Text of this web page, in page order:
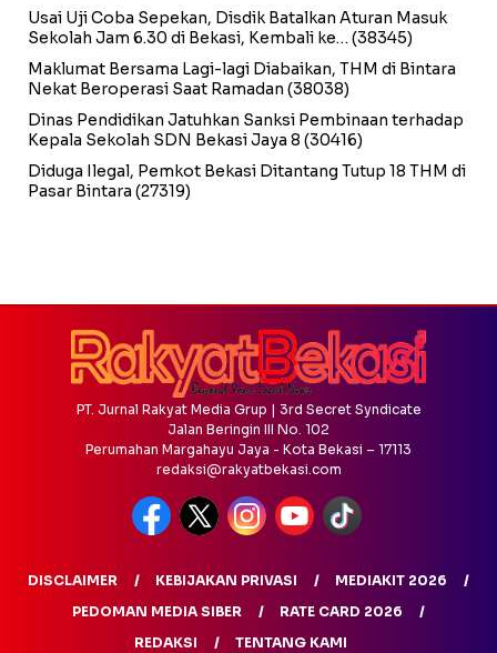
Usai Uji Coba Sepekan, Disdik Batalkan Aturan Masuk
Sekolah Jam 6.30 di Bekasi, Kembali ke… (38345)
Maklumat Bersama Lagi-lagi Diabaikan, THM di Bintara
Nekat Beroperasi Saat Ramadan (38038)
Dinas Pendidikan Jatuhkan Sanksi Pembinaan terhadap
Kepala Sekolah SDN Bekasi Jaya 8 (30416)
Diduga Ilegal, Pemkot Bekasi Ditantang Tutup 18 THM di
Pasar Bintara (27319)
PT. Jurnal Rakyat Media Grup | 3rd Secret Syndicate
Jalan Beringin III No. 102
Perumahan Margahayu Jaya - Kota Bekasi – 17113
redaksi@rakyatbekasi.com
DISCLAIMER KEBIJAKAN PRIVASI
MEDIAKIT 2026
PEDOMAN MEDIA SIBER
RATE CARD 2026
REDAKSI
TENTANG KAMI